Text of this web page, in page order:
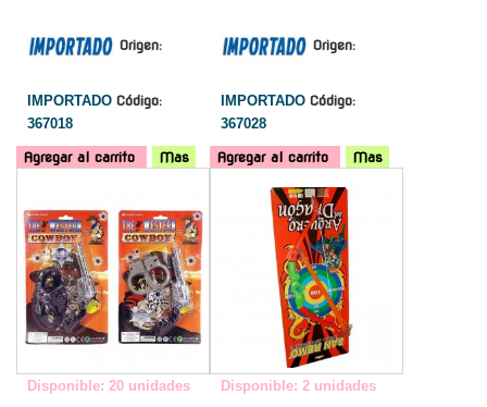
Origen:
IMPORTADO Código:
367018
Agregar al carrito Mas
Origen:
IMPORTADO Código:
367028
Agregar al carrito
Mas
Disponible: 20 unidades Disponible: 2 unidades